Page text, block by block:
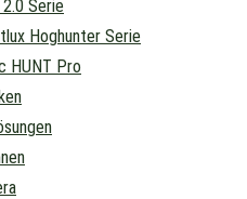
Serie
Hoghunter Serie
HUNT Pro